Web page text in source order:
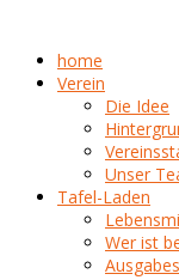
home
Verein
Die Idee
Unser
Tafel-Laden
Wer ist